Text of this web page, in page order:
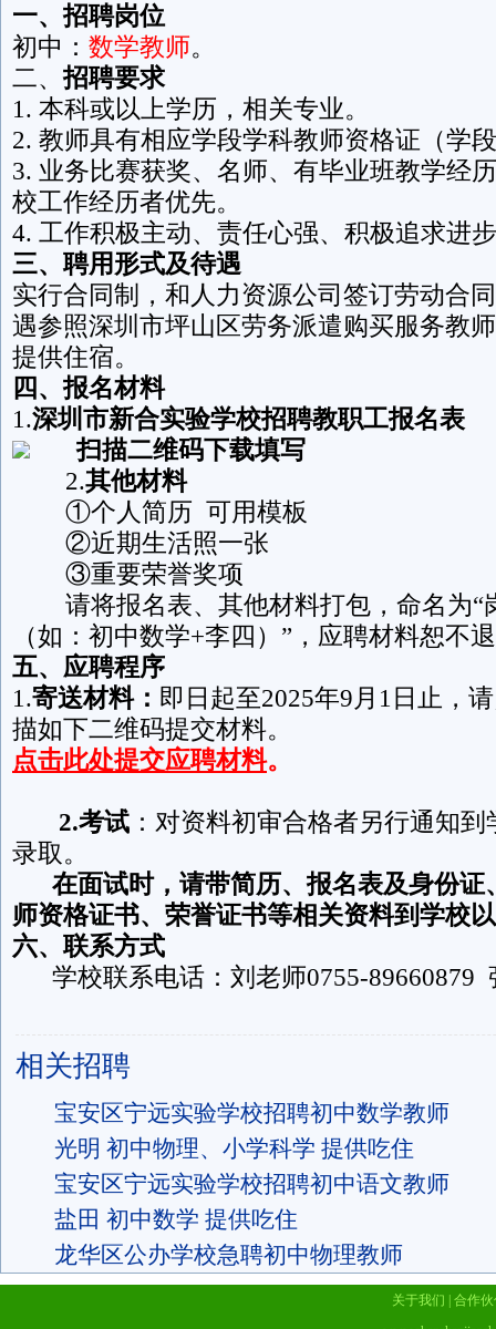
一、招聘岗位
初中： 数学教师。
二、招聘要求
1. 本科或以上学历，相关专业。
2. 教师具有相应学段学科教师资格证（学
3. 业务比赛获奖、名师、有毕业班教学经
校工作经历者优先。
4. 工作积极主动、责任心强、积极追求进
三、聘用形式及待遇
实行合同制，和人力资源公司签订劳动合
遇参照深圳市坪山区劳务派遣购买服务教
提供住宿。
四、报名材料
1.深圳市新合实验学校招聘教职工报名表
扫描二维码下载填写
2.其他材料
①个人简历 可用模板
②近期生活照一张
③重要荣誉奖项
请将报名表、其他材料打包，命名为“
（如：初中数学+李四）”，应聘材料恕不
五、应聘程序
1.寄送材料： 即日起至2025年9月1日止，
描如下二维码提交材料。
点击此处提交应聘材料。
2.考试 ：对资料初审合格者另行通知
录取。
在面试时，请带简历、报名表及身份证
师资格证书、荣誉证书等相关资料到学校
六、联系方式
学校联系电话：刘老师0755-89660879
相关招聘
宝安区宁远实验学校招聘初中数学教师
光明 初中物理、小学科学 提供吃住
宝安区宁远实验学校招聘初中语文教师
盐田 初中数学 提供吃住
龙华区公办学校急聘初中物理教师
关于我们
合作